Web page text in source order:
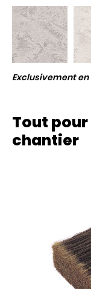
Exclusivement
Tout
chantier